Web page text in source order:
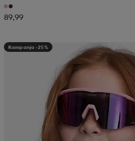
89,99
Kampanja -25%